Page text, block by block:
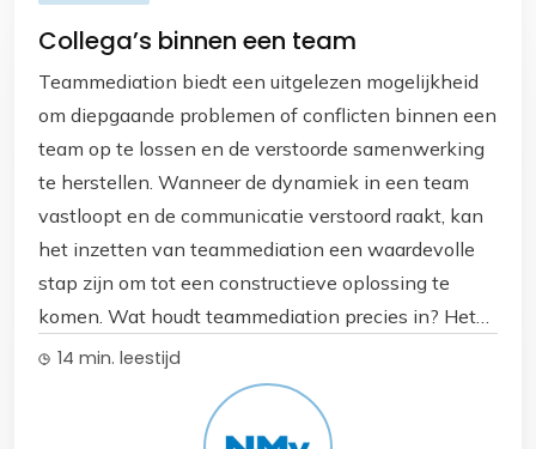
Collega’s binnen een team
Teammediation biedt een uitgelezen mogelijkheid
om diepgaande problemen of conflicten binnen een
team op te lossen en de verstoorde samenwerking
te herstellen. Wanneer de dynamiek in een team
vastloopt en de communicatie verstoord raakt, kan
het inzetten van teammediation een waardevolle
stap zijn om tot een constructieve oplossing te
komen. Wat houdt teammediation precies in? Het
belangrijkste uitgangspunt van teammediation is
het besef dat het zoeken naar een schuldige zelden
leidt tot een duurzame oplossing. Zelfs als er
14 min. leestijd